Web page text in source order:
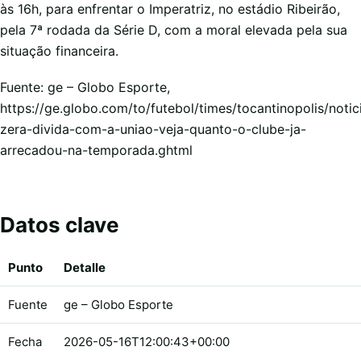
às 16h, para enfrentar o Imperatriz, no estádio Ribeirão,
pela 7ª rodada da Série D, com a moral elevada pela sua
situação financeira.
Fuente: ge – Globo Esporte,
https://ge.globo.com/to/futebol/times/tocantinopolis/
zera-divida-com-a-uniao-veja-quanto-o-clube-ja-
arrecadou-na-temporada.ghtml
Datos clave
Punto Detalle
Fuente ge – Globo Esporte
Fecha 2026-05-16T12:00:43+00:00